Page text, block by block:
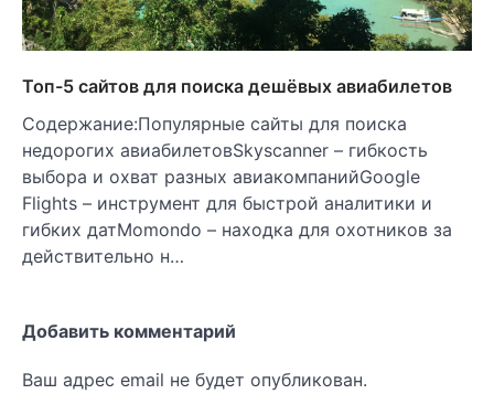
Топ-5 сайтов для поиска дешёвых авиабилетов
Содержание:Популярные сайты для поиска
недорогих авиабилетовSkyscanner – гибкость
выбора и охват разных авиакомпанийGoogle
Flights – инструмент для быстрой аналитики и
гибких датMomondo – находка для охотников за
действительно н…
Добавить комментарий
Ваш адрес email не будет опубликован.